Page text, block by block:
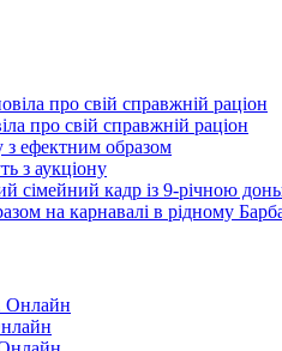
про свій справжній раціон
з ефектним образом
з аукціону
сімейний кадр із 9-річною
на карнавалі в рідному